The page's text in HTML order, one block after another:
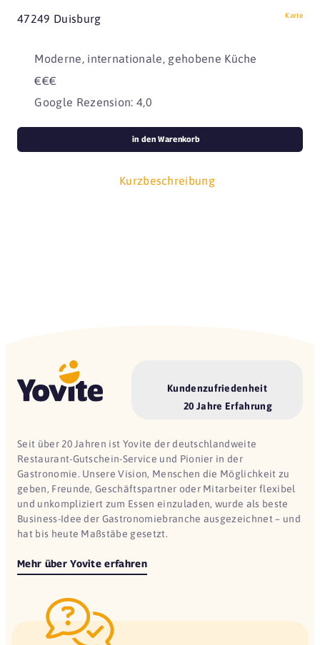
47249 Duisburg Karte
Moderne, internationale, gehobene Küche
€€€
Google Rezension: 4,0
Kurzbeschreibung
in den Warenkorb
Kundenzufriedenheit
20 Jahre Erfahrung
Seit über 20 Jahren ist Yovite der deutschlandweite
Restaurant-Gutschein-Service und Pionier in der
Gastronomie. Unsere Vision, Menschen die Möglichkeit zu
geben, Freunde, Geschäftspartner oder Mitarbeiter flexibel
und unkompliziert zum Essen einzuladen, wurde als beste
Business-Idee der Gastronomiebranche ausgezeichnet – und
hat bis heute Maßstäbe gesetzt.
Mehr über Yovite erfahren